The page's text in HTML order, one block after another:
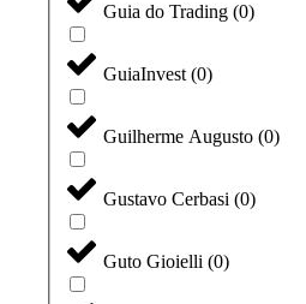
Guia do Trading (0)
GuiaInvest(0)
Guilherme Augusto (0)
Gustavo Cerbasi (0)
Guto Gioielli (0)